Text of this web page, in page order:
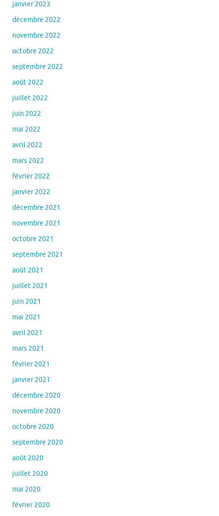
janvier 2023
décembre 2022
novembre 2022
octobre 2022
septembre 2022
août 2022
juillet 2022
juin 2022
mai 2022
avril 2022
mars 2022
février 2022
janvier 2022
décembre 2021
novembre 2021
octobre 2021
septembre 2021
août 2021
juillet 2021
juin 2021
mai 2021
avril 2021
mars 2021
février 2021
janvier 2021
décembre 2020
novembre 2020
octobre 2020
septembre 2020
août 2020
juillet 2020
mai 2020
février 2020